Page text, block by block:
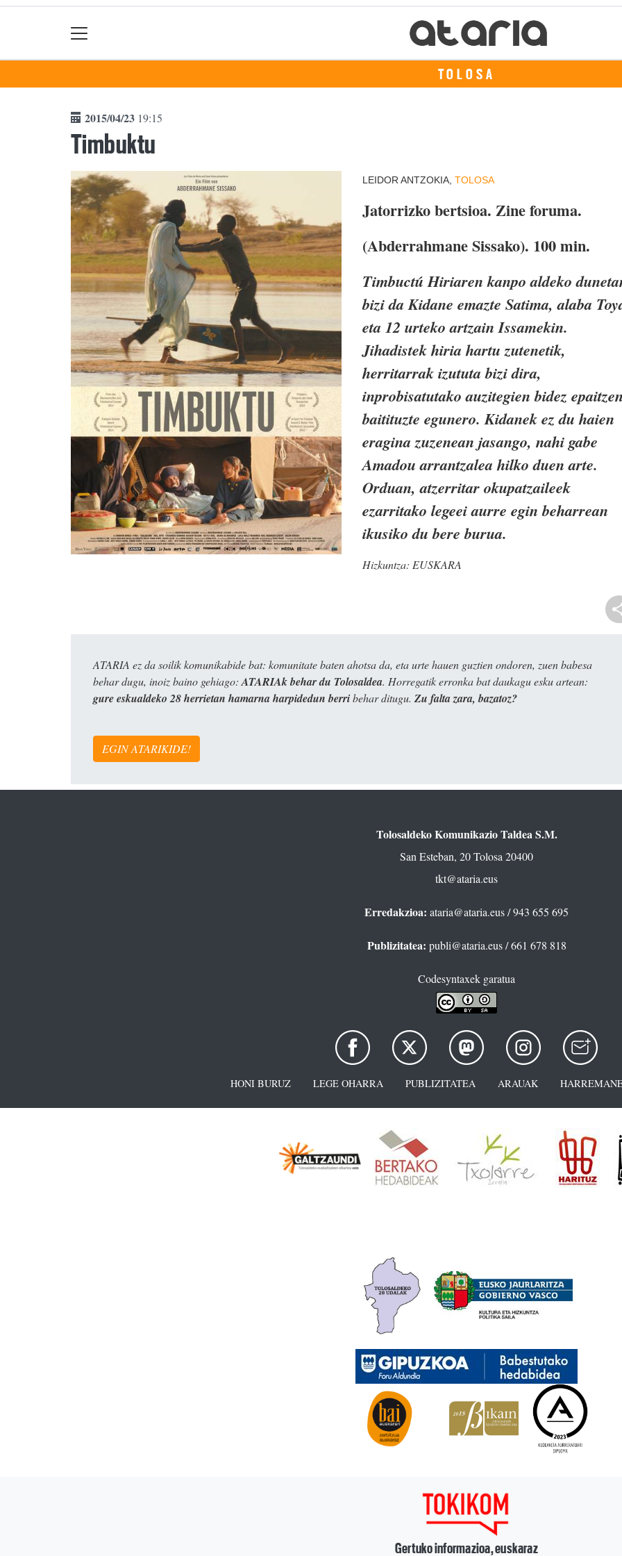
TOLOSA
2015/04/23 19:15
Timbuktu
LEIDOR ANTZOKIA, TOLOSA
Jatorrizko bertsioa. Zine foruma.
(Abderrahmane Sissako). 100 min.
Timbuctú Hiriaren kanpo aldeko
bizi da Kidane emazte Satima, alaba
eta 12 urteko artzain Issamekin.
Jihadistek hiria hartu zutenetik,
herritarrak izututa bizi dira,
inprobisatutako auzitegien bidez
baitituzte egunero. Kidanek ez du haien
eragina zuzenean jasango, nahi gabe
Amadou arrantzalea hilko duen arte.
Orduan, atzerritar okupatzaileek
ezarritako legeei aurre egin beharrean
ikusiko du bere burua.
Hizkuntza: EUSKARA
ATARIA ez da soilik komunikabide bat: komunitate baten ahotsa da, eta urte hauen guztien ondoren, zuen babesa
behar dugu, inoiz baino gehiago: ATARIAk behar du Tolosaldea. Horregatik erronka bat daukagu esku artean:
gure eskualdeko 28 herrietan hamarna harpidedun berribehar ditugu. Zu falta zara, bazatoz?
EGIN ATARIKIDE!
Tolosaldeko Komunikazio Taldea S.M.
San Esteban, 20 Tolosa 20400
tkt@ataria.eus
Erredakzioa: ataria@ataria.eus/ 943 655 695
Publizitatea: publi@ataria.eus/ 661 678 818
Codesyntaxek garatua
HONI BURUZ LEGE OHARRA PUBLIZITATEA ARAUAK
Gertuko informazioa, euskaraz